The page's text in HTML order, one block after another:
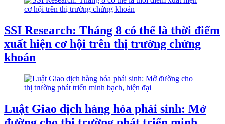
SSI Research: Tháng 8 có thể là thời điểm
xuất hiện cơ hội trên thị trường chứng
khoán
Luật Giao dịch hàng hóa phái sinh: Mở